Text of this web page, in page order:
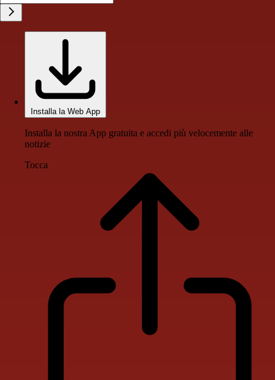
Installa la Web App
Installa la nostra App gratuita e accedi più velocemente alle
notizie
Tocca